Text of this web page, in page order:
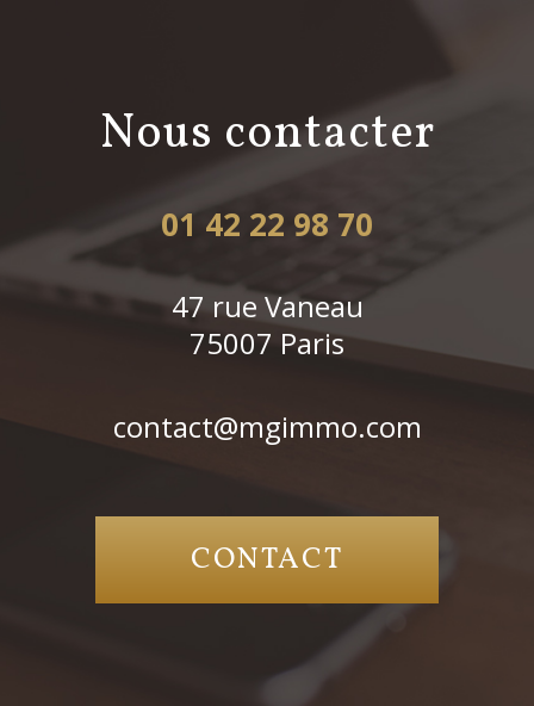
nous contacter
01 42 22 98 70
47 rue Vaneau
75007 Paris
contact@mgimmo.com
CONTACT